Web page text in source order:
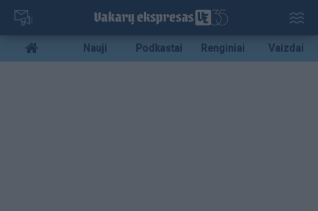
Pereiti
pagrindinį
turinį
Mobile
menu
Nauji Podkastai Renginiai Vaizdai